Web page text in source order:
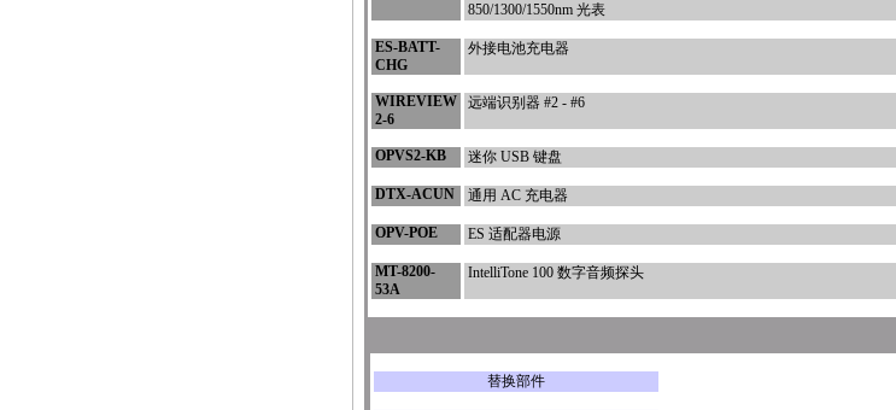
850/1300/1550nm 光表
ES-BATT-
CHG
外接电池充电器
WIREVIEW
2-6
远端识别器 #2 - #6
OPVS2-KB 迷你 USB 键盘
DTX-ACUN 通用 AC 充电器
OPV-POE ES 适配器电源
MT-8200-
53A
IntelliTone 100 数字音频探头
替换部件